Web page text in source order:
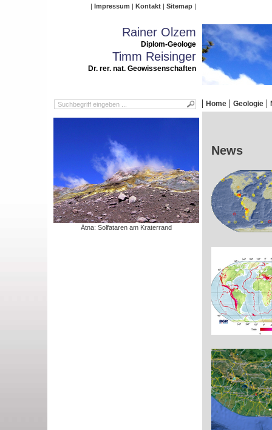
Impressum Kontakt Sitemap
Rainer Olzem
Diplom-Geologe
Timm Reisinger
Dr. rer. nat. Geowissenschaften
Home Geologie
Ätna: Solfataren am Kraterrand
News